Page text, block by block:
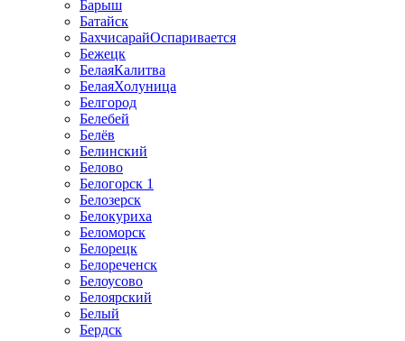
Барыш
Батайск
БахчисарайОспаривается
Бежецк
БелаяКалитва
БелаяХолуница
Белгород
Белебей
Белёв
Белинский
Белово
Белогорск 1
Белозерск
Белокуриха
Беломорск
Белорецк
Белореченск
Белоусово
Белоярский
Белый
Бердск